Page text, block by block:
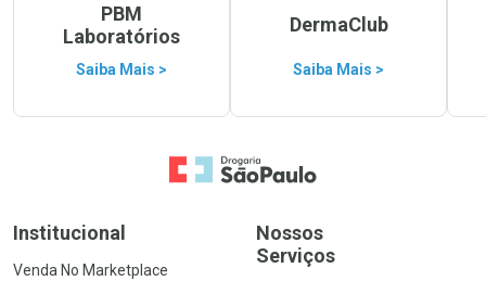
PBM
Laboratórios
Saiba Mais >
DermaClub
Saiba Mais >
Ir para a Home
Institucional
Venda No Marketplace
Nossos
Serviços